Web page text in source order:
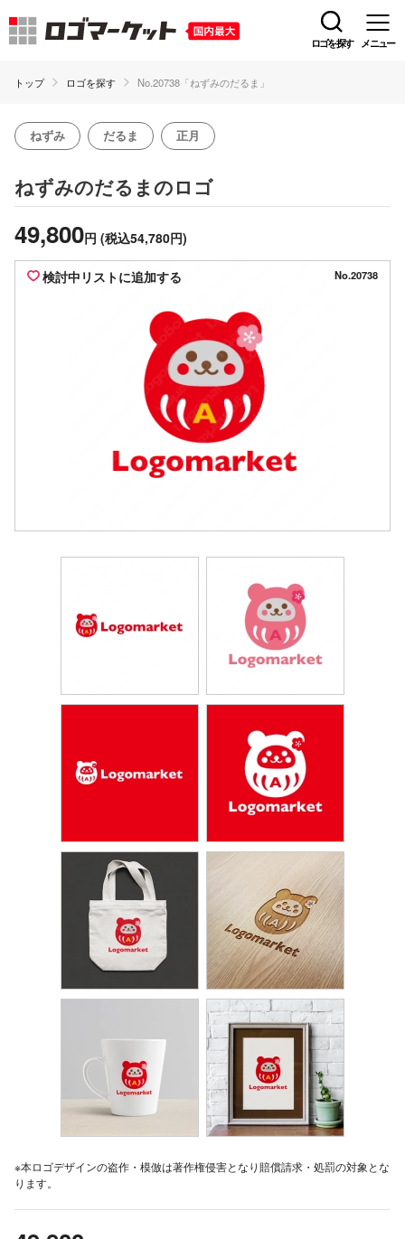
ロゴを探す メニュー
トップ ロゴを探す No.20738「ねずみのだるま」
ねずみ だるま 正月
ねずみのだるまのロゴ
49,800円 (税込54,780円)
検討中リストに追加する No.20738
※本ロゴデザインの盗作・模倣は著作権侵害となり賠償請求・処罰の対象とな
ります。